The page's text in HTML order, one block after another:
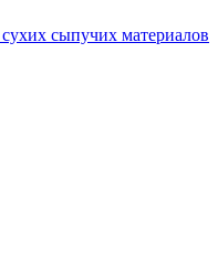
сыпучих материалов